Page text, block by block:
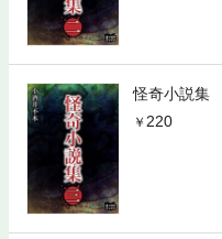
怪奇小説集
220